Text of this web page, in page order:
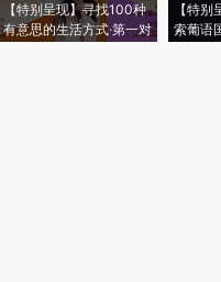
【特别呈现】寻找100种
有意思的生活方式·第一对
【特
索葡语